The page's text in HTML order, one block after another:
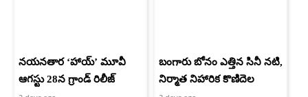
నయనతార ‘హాయ్’ మూవీ
ఆగస్టు 28న గ్రాండ్ రిలీజ్
బంగారు బోనం ఎత్తిన సినీ నటి,
నిర్మాత నిహారిక కొణిదెల